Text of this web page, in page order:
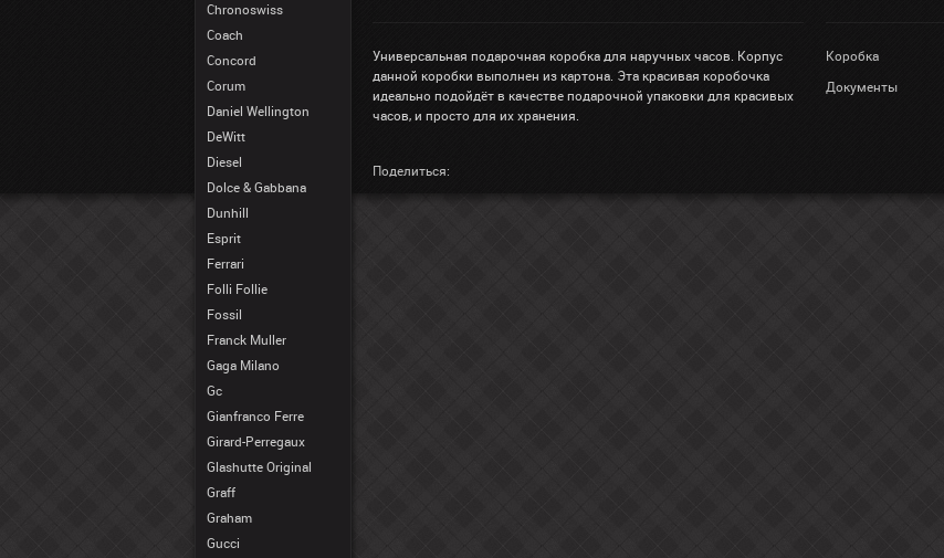
Chronoswiss
Coach
Concord
Corum
Daniel Wellington
DeWitt
Diesel
Dolce & Gabbana
Dunhill
Esprit
Ferrari
Folli Follie
Fossil
Franck Muller
Gaga Milano
Gc
Gianfranco Ferre
Girard-Perregaux
Glashutte Original
Graff
Graham
Gucci
Универсальная подарочная коробка для наручных часов. Корпус
данной коробки выполнен из картона. Эта красивая коробочка
идеально подойдёт в качестве подарочной упаковки для красивых
часов, и просто для их хранения.
Коробка
Документы
Поделиться: